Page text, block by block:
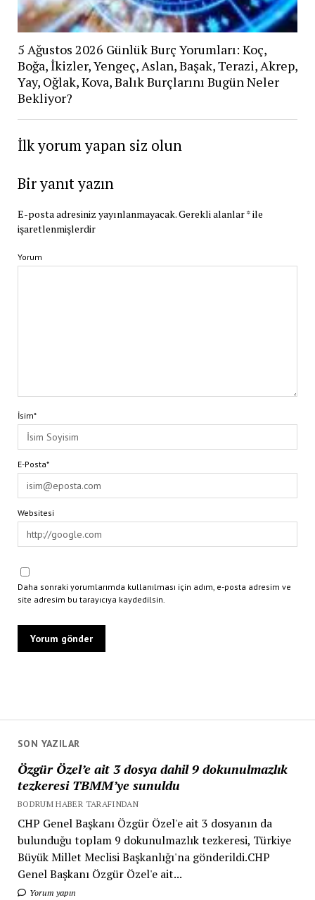
SON YAZILAR
Özgür Özel’e ait 3 dosya dahil 9 dokunulmazlık
tezkeresi TBMM’ye sunuldu
BODRUM HABER TARAFINDAN
CHP Genel Başkanı Özgür Özel'e ait 3 dosyanın da
bulunduğu toplam 9 dokunulmazlık tezkeresi, Türkiye
Büyük Millet Meclisi Başkanlığı'na gönderildi.CHP
Genel Başkanı Özgür Özel'e ait...
Yorum yapın
5 Ağustos 2026 Günlük Burç Yorumları: Koç,
Boğa, İkizler, Yengeç, Aslan, Başak, Terazi, Akrep,
Yay, Oğlak, Kova, Balık Burçlarını Bugün Neler
Bekliyor?
İlk yorum yapan siz olun
Bir yanıt yazın
E-posta adresiniz yayınlanmayacak.Gerekli alanlar*ile
işaretlenmişlerdir
Yorum
İsim*
E-Posta*
Websitesi
Daha sonraki yorumlarımda kullanılması için adım, e-posta adresim ve
site adresim bu tarayıcıya kaydedilsin.